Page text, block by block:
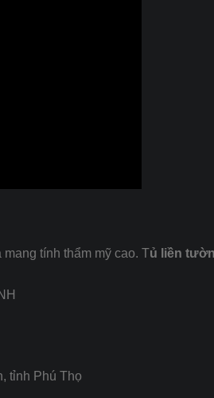
tính thẩm mỹ cao. Tủ liền
tỉnh Phú Thọ